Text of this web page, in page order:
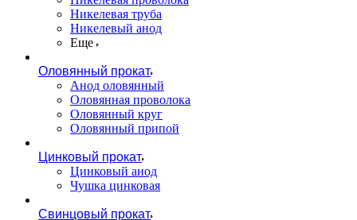
Никелевая труба
Никелевый анод
Еще
Оловянный прокат
Анод оловянный
Оловянная проволока
Оловянный круг
Оловянный припой
Цинковый прокат
Цинковый анод
Чушка цинковая
Свинцовый прокат